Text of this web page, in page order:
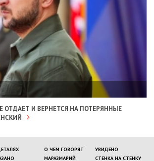
ОТДАЕТ И ВЕРНЕТСЯ НА ПОТЕРЯННЫЕ
О ЧЕМ ГОВОРЯТ
УВИДЕНО
МАРАЗМАРИЙ СТЕНКА НА СТЕНКУ